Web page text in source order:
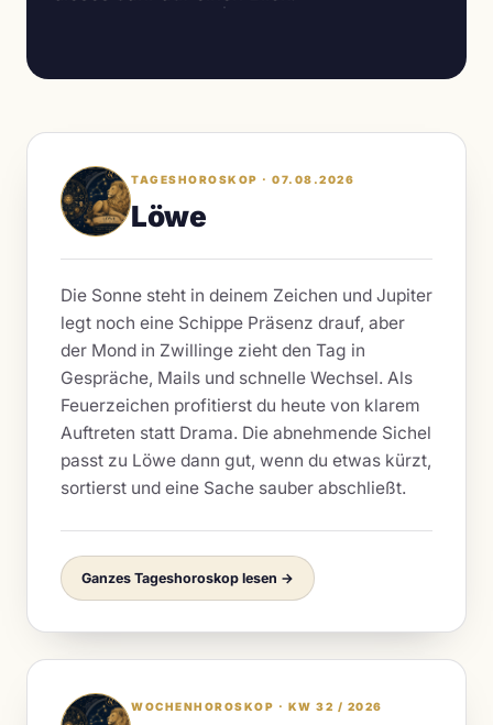
TAGESHOROSKOP · 07.08.2026
Löwe
Die Sonne steht in deinem Zeichen und Jupiter
legt noch eine Schippe Präsenz drauf, aber
der Mond in Zwillinge zieht den Tag in
Gespräche, Mails und schnelle Wechsel. Als
Feuerzeichen profitierst du heute von klarem
Auftreten statt Drama. Die abnehmende Sichel
passt zu Löwe dann gut, wenn du etwas kürzt,
sortierst und eine Sache sauber abschließt.
Ganzes Tageshoroskop lesen →
WOCHENHOROSKOP · KW 32 / 2026